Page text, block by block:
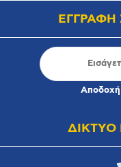
ΕΓΓΡΑΦΗ
Αποδοχή